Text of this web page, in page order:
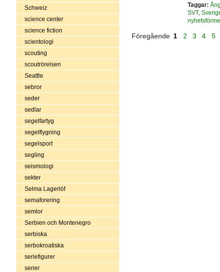
Schweiz
science center
science fiction
scientologi
scouting
scoutrörelsen
Seattle
sebror
seder
sedlar
segelfartyg
segelflygning
segelsport
segling
seismologi
sekter
Selma Lagerlöf
semaforering
semlor
Serbien och Montenegro
serbiska
serbokroatiska
seriefigurer
serier
Taggar:
SVT,
Föregående 1 2 3 4 5